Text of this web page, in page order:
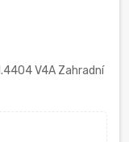
V4A Zahradní